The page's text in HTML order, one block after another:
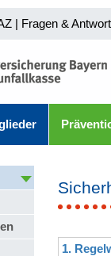
| Fragen &
1.